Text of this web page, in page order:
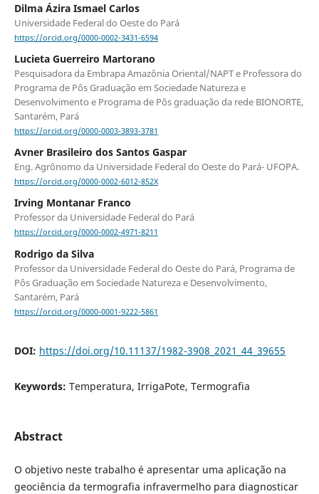
Dilma Ázira Ismael Carlos
Universidade Federal do Oeste do Pará
https://orcid.org/0000-0002-3431-6594
Lucieta Guerreiro Martorano
Pesquisadora da Embrapa Amazônia Oriental/NAPT e Professora do
Programa de Pôs Graduação em Sociedade Natureza e
Desenvolvimento e Programa de Pôs graduação da rede BIONORTE,
Santarém, Pará
https://orcid.org/0000-0003-3893-3781
Avner Brasileiro dos Santos Gaspar
Eng. Agrônomo da Universidade Federal do Oeste do Pará- UFOPA.
https://orcid.org/0000-0002-6012-852X
Irving Montanar Franco
Professor da Universidade Federal do Pará
https://orcid.org/0000-0002-4971-8211
Rodrigo da Silva
Professor da Universidade Federal do Oeste do Pará, Programa de
Pôs Graduação em Sociedade Natureza e Desenvolvimento,
Santarém, Pará
https://orcid.org/0000-0001-9222-5861
DOI: https://doi.org/10.11137/1982-3908_2021_44_39655
Keywords: Temperatura, IrrigaPote, Termografia
Abstract
O objetivo neste trabalho é apresentar uma aplicação na
geociência da termografia infravermelho para diagnosticar